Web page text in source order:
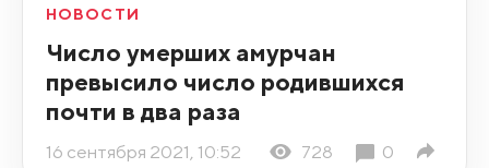
НОВОСТИ
Число умерших амурчан
превысило число родившихся
почти в два раза
16 сентября 2021, 10:52 728 0